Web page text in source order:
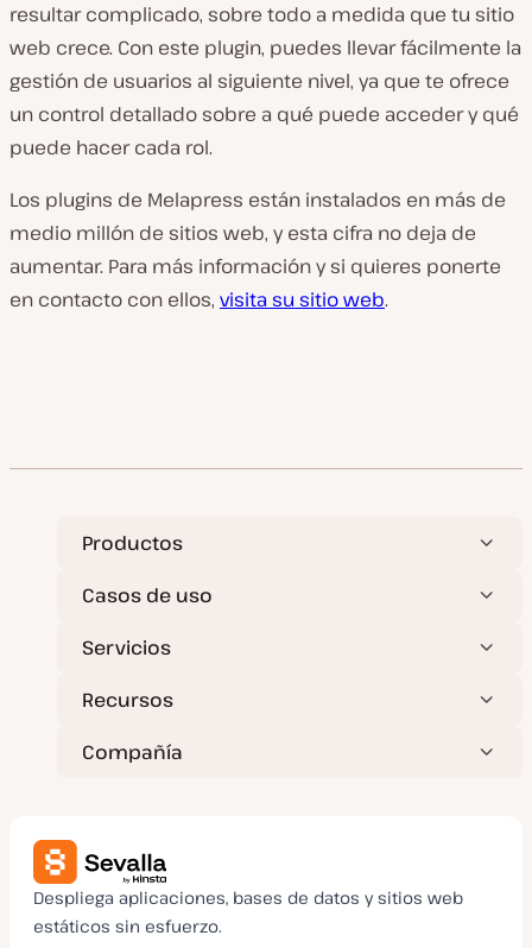
resultar complicado, sobre todo a medida que tu sitio
web crece. Con este plugin, puedes llevar fácilmente la
gestión de usuarios al siguiente nivel, ya que te ofrece
un control detallado sobre a qué puede acceder y qué
puede hacer cada rol.
Los plugins de Melapress están instalados en más de
medio millón de sitios web, y esta cifra no deja de
aumentar. Para más información y si quieres ponerte
en contacto con ellos, visita su sitio web.
Productos
Casos de uso
Servicios
Recursos
Compañía
Despliega aplicaciones, bases de datos y sitios web
estáticos sin esfuerzo.